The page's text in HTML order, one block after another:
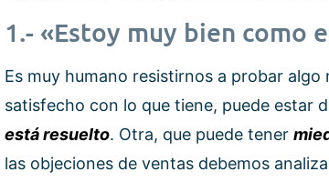
1.- «Estoy muy bien como
Es muy humano resistirnos a probar
satisfecho con lo que tiene, puede estar
está resuelto. Otra, que puede tener
las objeciones de ventas debemos